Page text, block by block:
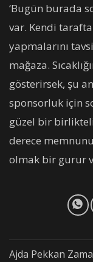
‘Bugün burada
var. Kendi
yapmalarını
mağaza.
gösterirsek, şu
sponsorluk için
güzel bir
derece
olmak bir gurur
Ajda Pekkan